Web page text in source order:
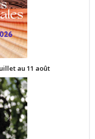
au 11 août